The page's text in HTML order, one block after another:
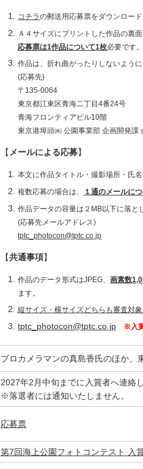
コチラの郵送用応募票をダウンロー
Ａ４サイズにプリントした作品の裏
応募票は1作品について1枚必要です。
作品は、折れ曲がったりしないように
(応募先)
〒135-0064
東京都江東区青海二丁目4番24号
青海フロンティアビル10階
東京港埠頭㈱ 公園事業部 企画開発課
【メールによる応募】
本文に作品タイトル・撮影場所・氏
複数応募の場合は、
１通のメールに
作品データの容量は２MB以下に落と
(応募先メールアドレス)
tptc_photocon@tptc.co.jp
【共通事項】
作品のデータ形式はJPEG、 画素数
ます。
縦サイズ・横サイズどちらも審査対象
tptc_photocon@tptc.co.jp ※入
プロカメラマンの真島香氏のほか、
2027年2月中旬までに入賞者へ連絡
※落選者には通知いたしません。
応募票
第7回海上公園フォトコンテスト 入